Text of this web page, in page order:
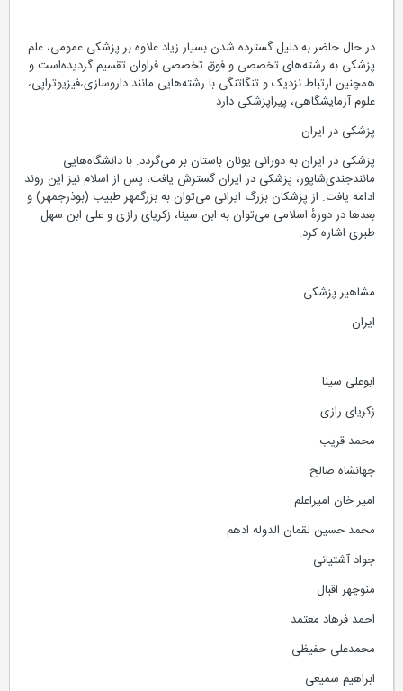
در حال حاضر به دلیل گسترده شدن بسیار زیاد علاوه بر پزشکی عمومی، علم
پزشکی به رشته‌های تخصصی و فوق تخصصی فراوان تقسیم گردیده‌است و
همچنین ارتباط نزدیک و تنگاتنگی با رشته‌هایی مانند داروسازی،فیزیوتراپی،
علوم آزمایشگاهی، پیراپزشکی دارد
پزشکی در ایران
پزشکی در ایران به دورانی یونان باستان بر می‌گردد. با دانشگاه‌هایی
مانندجندی‌شاپور، پزشکی در ایران گسترش یافت، پس از اسلام نیز این روند
ادامه یافت. از پزشکان بزرگ ایرانی می‌توان به بزرگمهر طبیب (بوذرجمهر) و
بعدها در دورهٔ اسلامی می‌توان به ابن سینا، زکریای رازی و علی ابن سهل
طبری اشاره کرد.
مشاهیر پزشکی
ایران
ابوعلی سینا
زکریای رازی
محمد قریب
جهانشاه صالح
امیر خان امیراعلم
محمد حسین لقمان الدوله ادهم
جواد آشتیانی
منوچهر اقبال
احمد فرهاد معتمد
محمدعلی حفیظی
ابراهیم سمیعی